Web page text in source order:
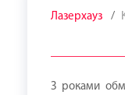
Лазерхауз
З роками